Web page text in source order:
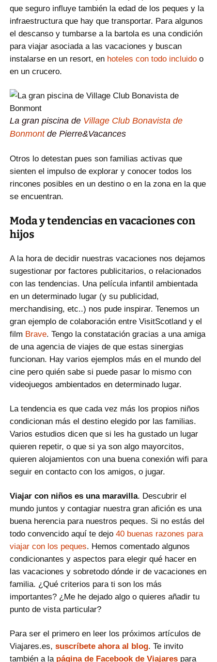
que seguro influye también la edad de los peques y la
infraestructura que hay que transportar. Para algunos
el descanso y tumbarse a la bartola es una condición
para viajar asociada a las vacaciones y buscan
instalarse en un resort, en hoteles con todo incluido o
en un crucero.
La gran piscina de Village Club Bonavista de
Bonmontde Pierre&Vacances
Otros lo detestan pues son familias activas que
sienten el impulso de explorar y conocer todos los
rincones posibles en un destino o en la zona en la que
se encuentran.
Moda y tendencias en vacaciones con
hijos
A la hora de decidir nuestras vacaciones nos dejamos
sugestionar por factores publicitarios, o relacionados
con las tendencias. Una película infantil ambientada
en un determinado lugar (y su publicidad,
merchandising, etc..) nos pude inspirar. Tenemos un
gran ejemplo de colaboración entre VisitScotland y el
film Brave. Tengo la constatación gracias a una amiga
de una agencia de viajes de que estas sinergias
funcionan. Hay varios ejemplos más en el mundo del
cine pero quién sabe si puede pasar lo mismo con
videojuegos ambientados en determinado lugar.
La tendencia es que cada vez más los propios niños
condicionan más el destino elegido por las familias.
Varios estudios dicen que si les ha gustado un lugar
quieren repetir, o que si ya son algo mayorcitos,
quieren alojamientos con una buena conexión wifi para
seguir en contacto con los amigos, o jugar.
Viajar con niños es una maravilla. Descubrir el
mundo juntos y contagiar nuestra gran afición es una
buena herencia para nuestros peques. Si no estás del
todo convencido aquí te dejo 40 buenas razones para
viajar con los peques. Hemos comentado algunos
condicionantes y aspectos para elegir qué hacer en
las vacaciones y sobretodo dónde ir de vacaciones en
familia. ¿Qué criterios para ti son los más
importantes? ¿Me he dejado algo o quieres añadir tu
punto de vista particular?
Para ser el primero en leer los próximos artículos de
Viajares.es, suscríbete ahora al blog. Te invito
también a la página de Facebook de Viajares para